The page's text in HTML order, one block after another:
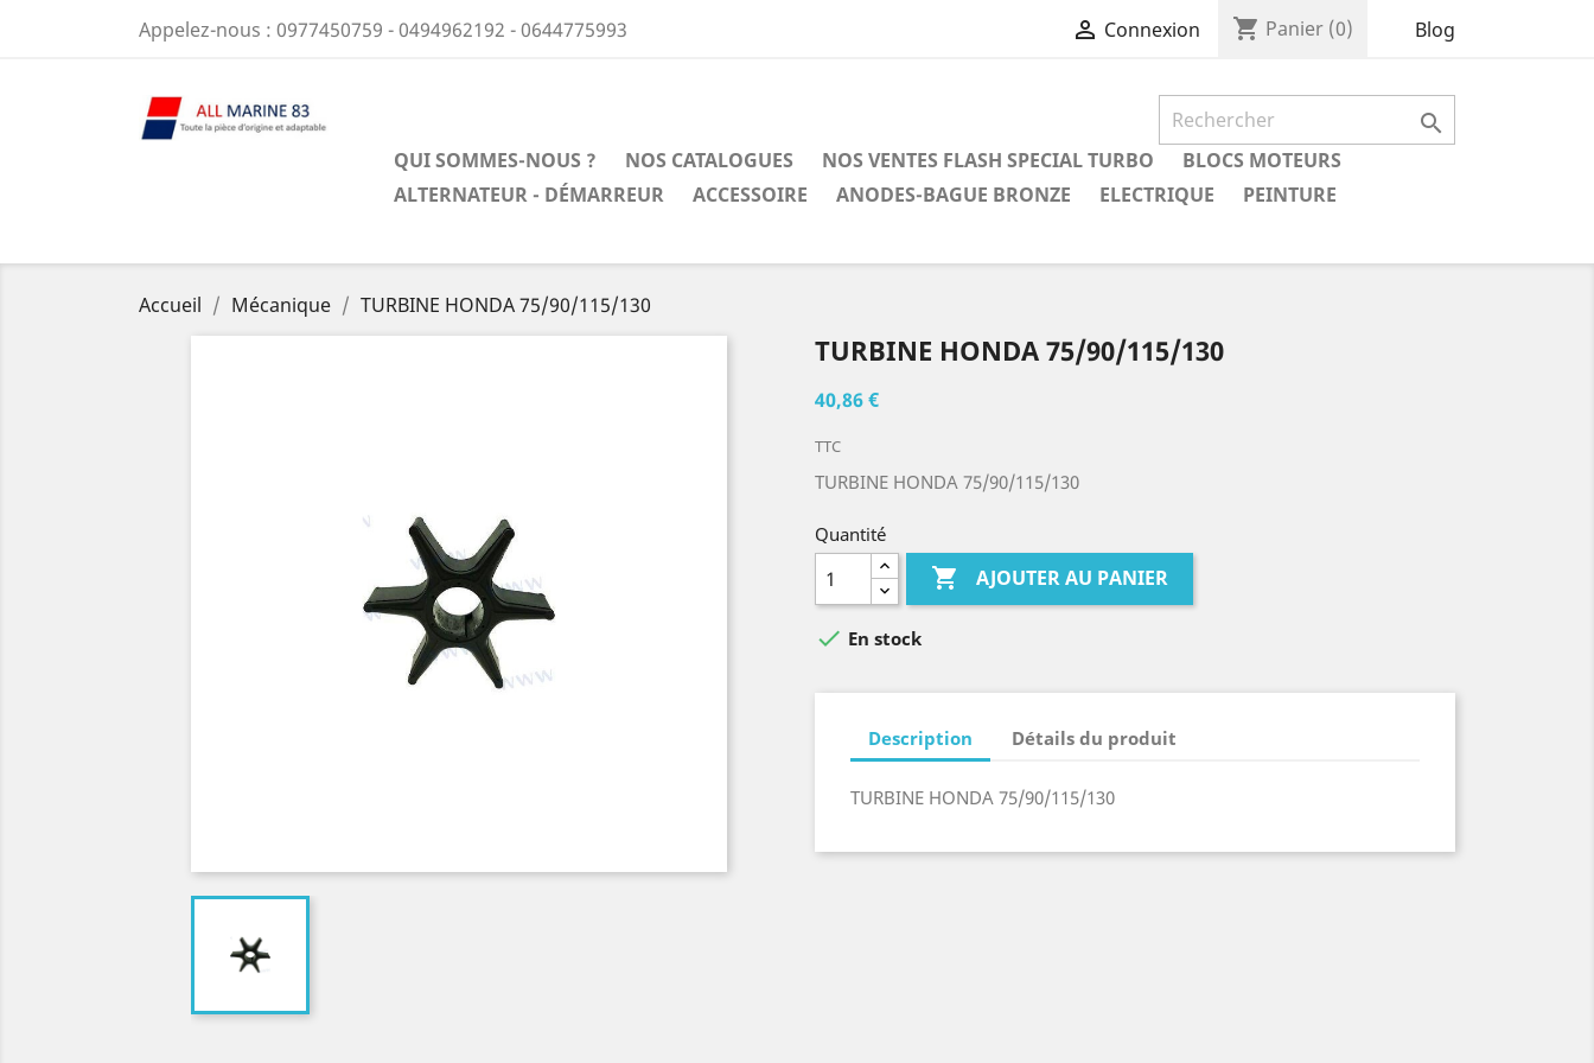
Appelez-nous : 0977450759 - 0494962192 - 0644775993  Connexion shopping_cart Panier (0) Blog

QUI SOMMES-NOUS ? NOS CATALOGUES NOS VENTES FLASH SPECIAL TURBO
BLOCS MOTEURS
ALTERNATEUR - DÉMARREUR
ACCESSOIRE ANODES-BAGUE BRONZE ELECTRIQUE PEINTURE
Accueil Mécanique TURBINE HONDA 75/90/115/130
TURBINE HONDA 75/90/115/130
40,86 €
TTC
TURBINE HONDA 75/90/115/130
Quantité
 AJOUTER AU PANIER
 En stock
Description Détails du produit
TURBINE HONDA 75/90/115/130